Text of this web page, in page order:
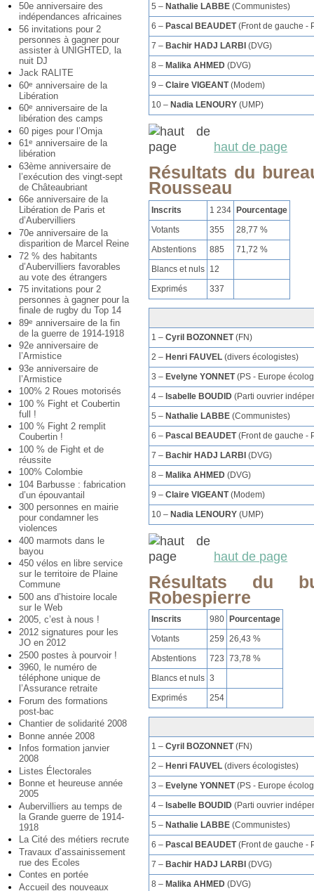
50e anniversaire des
indépendances africaines
56 invitations pour 2
personnes à gagner pour
assister à UNIGHTED, la
nuit DJ
Jack RALITE
60e anniversaire de la
Libération
60e anniversaire de la
libération des camps
60 piges pour l’Omja
61e anniversaire de la
libération
63ème anniversaire de
l’exécution des vingt-sept
de Châteaubriant
66e anniversaire de la
Libération de Paris et
d’Aubervilliers
70e anniversaire de la
disparition de Marcel Reine
72 % des habitants
d’Aubervilliers favorables
au vote des étrangers
75 invitations pour 2
personnes à gagner pour la
finale de rugby du Top 14
89e anniversaire de la fin
de la guerre de 1914-1918
92e anniversaire de
l’Armistice
93e anniversaire de
l’Armistice
100% 2 Roues motorisés
100 % Fight et Coubertin
full !
100 % Fight 2 remplit
Coubertin !
100 % de Fight et de
réussite
100% Colombie
104 Barbusse : fabrication
d’un épouvantail
300 personnes en mairie
pour condamner les
violences
400 marmots dans le
bayou
450 vélos en libre service
sur le territoire de Plaine
Commune
500 ans d’histoire locale
sur le Web
2005, c’est à nous !
2012 signatures pour les
JO en 2012
2500 postes à pourvoir !
3960, le numéro de
téléphone unique de
l’Assurance retraite
Forum des formations
post-bac
Chantier de solidarité 2008
Bonne année 2008
Infos formation janvier
2008
Listes Électorales
Bonne et heureuse année
2005
Aubervilliers au temps de
la Grande guerre de 1914-
1918
La Cité des métiers recrute
Travaux d’assainissement
rue des Ecoles
Contes en portée
Accueil des nouveaux
5 – Nathalie LABBE (Communistes)
6 – Pascal BEAUDET(Front de gauche -
7 – Bachir HADJ LARBI (DVG)
8 – Malika AHMED (DVG)
9 –Claire VIGEANT(Modem)
10 – Nadia LENOURY (UMP)
haut de page
Résultats du
Rousseau
Inscrits 1 234 Pourcentage
Votants
355
28,77 %
Abstentions
885
71,72 %
Blancs et nuls 12
Exprimés
337
1 –Cyril BOZONNET(FN)
2 –Henri FAUVEL (divers écologistes)
3 –Evelyne YONNET(PS - Europe
4 –Isabelle BOUDID (Parti ouvrier
5 –Nathalie LABBE (Communistes)
6 –Pascal BEAUDET(Front de gauche -
7 –Bachir HADJ LARBI (DVG)
8 –Malika AHMED (DVG)
9 –Claire VIGEANT(Modem)
10 –Nadia LENOURY (UMP)
haut de page
Résultats du
Robespierre
Inscrits 980
Pourcentage
Votants
259 26,43 %
Abstentions
723 73,78 %
Blancs et nuls 3
Exprimés
254
1 –Cyril BOZONNET(FN)
2 – Henri FAUVEL (divers écologistes)
3 – Evelyne YONNET(PS - Europe
4 – Isabelle BOUDID (Parti ouvrier
5 – Nathalie LABBE (Communistes)
6 – Pascal BEAUDET(Front de gauche -
7 – Bachir HADJ LARBI (DVG)
8 – Malika AHMED (DVG)